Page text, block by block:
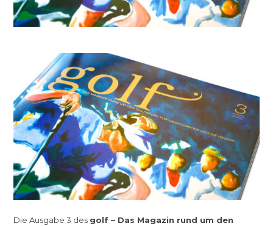
Die Ausgabe 3 des golf – Das Magazin rund um den